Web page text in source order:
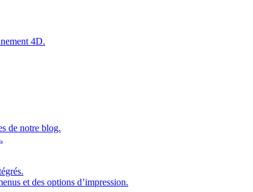
4D.
de notre blog.
et des options d’impression.